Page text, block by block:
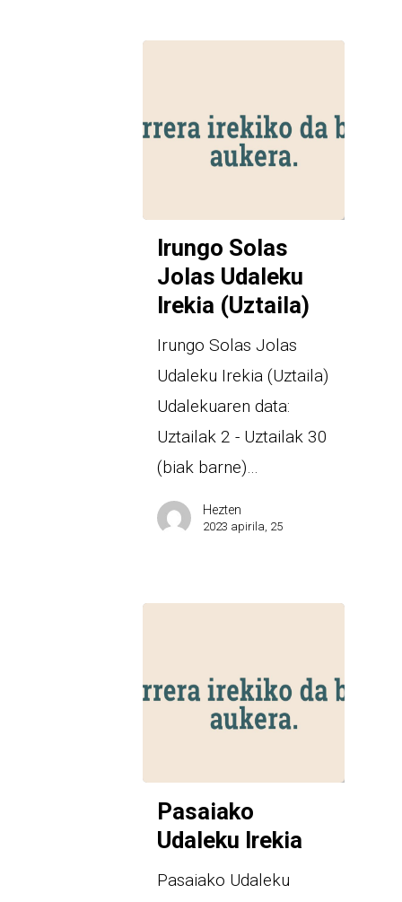
Irungo Solas
Jolas Udaleku
Irekia (Uztaila)
Irungo Solas Jolas
Udaleku Irekia (Uztaila)
Udalekuaren data:
Uztailak 2 - Uztailak 30
(biak barne)…
Hezten
2023 apirila, 25
Pasaiako
Udaleku Irekia
Pasaiako Udaleku